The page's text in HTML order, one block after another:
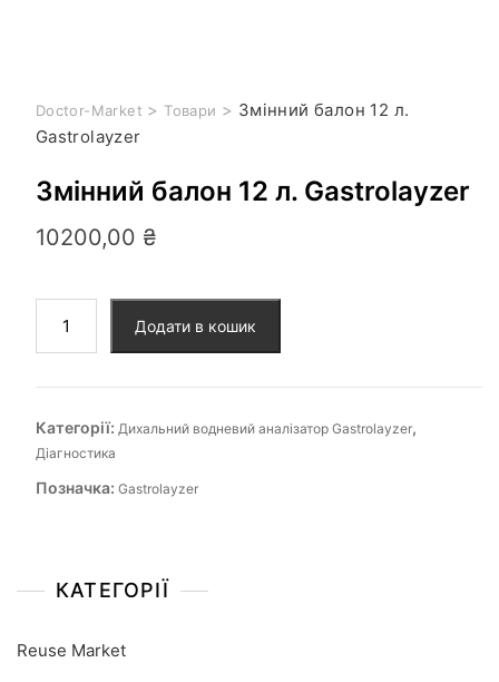
Doctor-Market > Товари > Змінний балон 12 л.
Gastrolayzer
Змінний балон 12 л. Gastrolayzer
10200,00 ₴
Додати в кошик
Категорії: Дихальний водневий аналізатор Gastrolayzer,
Діагностика
Позначка: Gastrolayzer
КАТЕГОРІЇ
Reuse Market